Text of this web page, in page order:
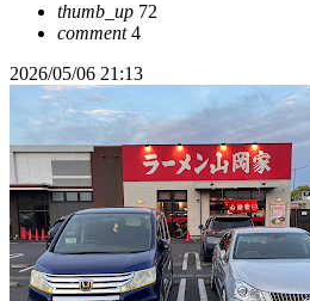
thumb_up 72
comment4
2026/05/06 21:13